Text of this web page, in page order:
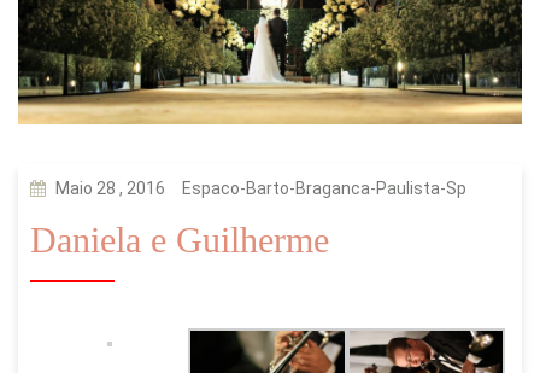
Maio 28 , 2016 Espaco-Barto-Braganca-Paulista-Sp
Daniela e Guilherme